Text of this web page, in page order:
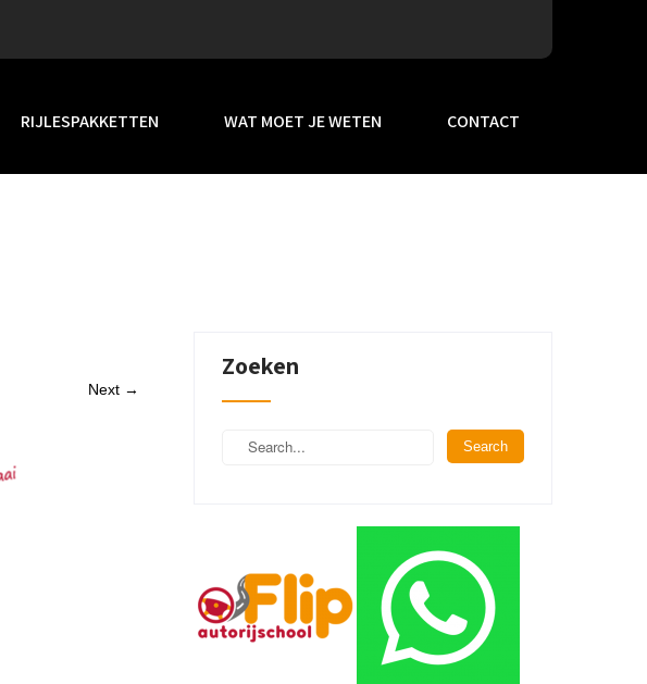
RIJLESPAKKETTEN WAT MOET JE WETEN CONTACT
Next →
Zoeken